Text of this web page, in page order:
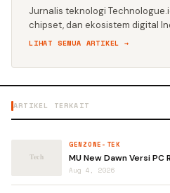
Jurnalis teknologi
chipset, dan ekosistem digital
LIHAT SEMUA ARTIKEL →
ARTIKEL TERKAIT
GENZONE-TEK
MU New Dawn Versi PC
Aug 4, 2026